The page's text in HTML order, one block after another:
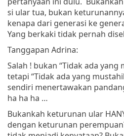
si ular tua, bukan
kenapa dari generasi ke
Yang berkaki tidak pernah
Tanggapan Adrina:
Salah ! bukan “Tidak ada yang
tetapi “Tidak ada yang
sendiri menertawakan
ha ha ha …
Bukankah keturunan ular
dengan keturunan